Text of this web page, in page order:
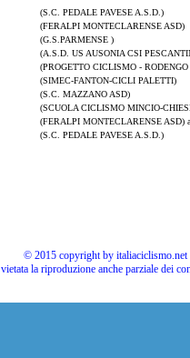
(S.C. PEDALE PAVESE A.S.D.)
(FERALPI MONTECLARENSE ASD)
(G.S.PARMENSE )
(A.S.D. US AUSONIA CSI
(PROGETTO CICLISMO -
(SIMEC-FANTON-CICLI PALETTI)
(S.C. MAZZANO ASD)
(SCUOLA CICLISMO MINCIO-
(FERALPI MONTECLARENSE ASD)
(S.C. PEDALE PAVESE A.S.D.)
© 2015 copyright by
vietata la riproduzione anche parziale dei